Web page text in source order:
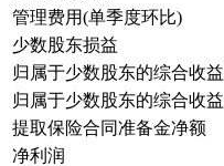
管理费用(单季度环比)
少数股东损益
归属于少数股东的综合收
归属于少数股东的综合收
提取保险合同准备金净额
净利润